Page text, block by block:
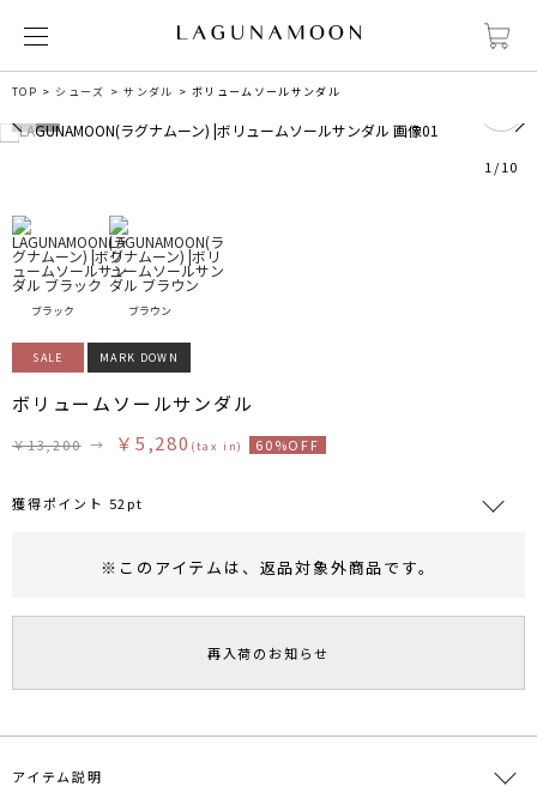
TOP シューズ サンダル ボリュームソールサンダル
1 /10
ブラック ブラウン
SALE MARK DOWN
ボリュームソールサンダル
￥13,200 → ￥5,280 (tax in) 60%OFF
獲得ポイント 52pt
旧 MS PASSPORTポイント
52ポイント獲得
ポイントについて
※このアイテムは、 返品対象外商品です。
再入荷のお知らせ
アイテム説明